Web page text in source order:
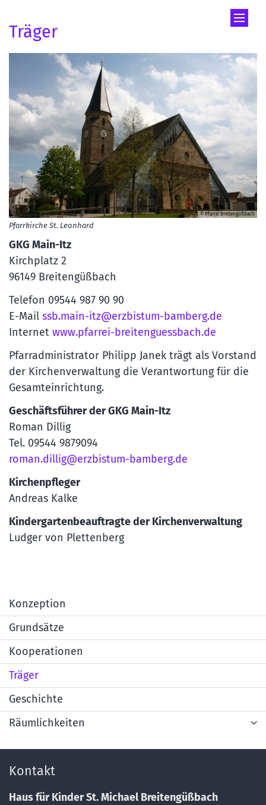
Träger
© Pfarrei Breitengüßbach
Pfarrkirche St. Leonhard
GKG Main-Itz
Kirchplatz 2
96149 Breitengüßbach
Telefon 09544 987 90 90
E-Mail ssb.main-itz@erzbistum-bamberg.de
Internet www.pfarrei-breitenguessbach.de
Pfarradministrator Philipp Janek trägt als Vorstand
der Kirchenverwaltung die Verantwortung für die
Gesamteinrichtung.
Geschäftsführer der GKG Main-Itz
Roman Dillig
Tel. 09544 9879094
roman.dillig@erzbistum-bamberg.de
Kirchenpfleger
Andreas Kalke
Kindergartenbeauftragte der Kirchenverwaltung
Ludger von Plettenberg
Konzeption
Grundsätze
Kooperationen
Träger
Geschichte
Räumlichkeiten
Kontakt
Haus für Kinder St. Michael Breitengüßbach